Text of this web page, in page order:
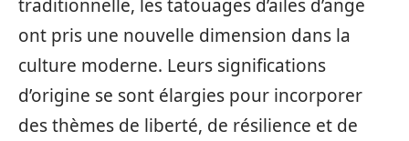
traditionnelle, les tatouages d’ailes d’ange
ont pris une nouvelle dimension dans la
culture moderne. Leurs significations
d’origine se sont élargies pour incorporer
des thèmes de liberté, de résilience et de